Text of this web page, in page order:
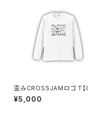
歪みCROSSJAMロゴ T【
SSJAM】
¥5,000